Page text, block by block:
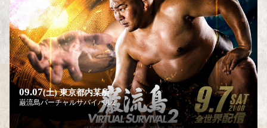
09.07(土)東京都内某所
巌流島バーチャルサバイバル2